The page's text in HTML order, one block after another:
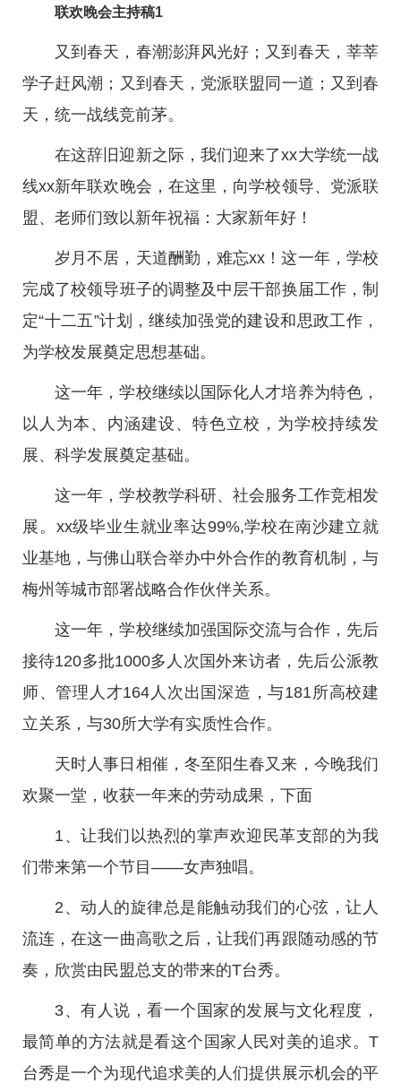
联欢晚会主持稿1
又到春天，春潮澎湃风光好；又到春天，莘莘
学子赶风潮；又到春天，党派联盟同一道；又到春
天，统一战线竞前茅。
在这辞旧迎新之际，我们迎来了xx大学统一战
线xx新年联欢晚会，在这里，向学校领导、党派联
盟、老师们致以新年祝福：大家新年好！
岁月不居，天道酬勤，难忘xx！这一年，学校
完成了校领导班子的调整及中层干部换届工作，制
定“十二五”计划，继续加强党的建设和思政工作，
为学校发展奠定思想基础。
这一年，学校继续以国际化人才培养为特色，
以人为本、内涵建设、特色立校，为学校持续发
展、科学发展奠定基础。
这一年，学校教学科研、社会服务工作竞相发
展。xx级毕业生就业率达99%,学校在南沙建立就
业基地，与佛山联合举办中外合作的教育机制，与
梅州等城市部署战略合作伙伴关系。
这一年，学校继续加强国际交流与合作，先后
接待120多批1000多人次国外来访者，先后公派教
师、管理人才164人次出国深造，与181所高校建
立关系，与30所大学有实质性合作。
天时人事日相催，冬至阳生春又来，今晚我们
欢聚一堂，收获一年来的劳动成果，下面
1、让我们以热烈的掌声欢迎民革支部的为我
们带来第一个节目——女声独唱。
2、动人的旋律总是能触动我们的心弦，让人
流连，在这一曲高歌之后，让我们再跟随动感的节
奏，欣赏由民盟总支的带来的T台秀。
3、有人说，看一个国家的发展与文化程度，
最简单的方法就是看这个国家人民对美的追求。T
台秀是一个为现代追求美的人们提供展示机会的平